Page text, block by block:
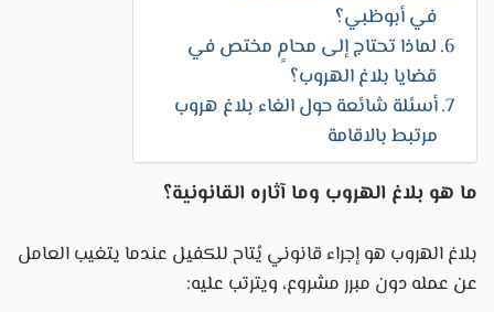
في أبوظبي؟
لماذا تحتاج إلى محامٍ مختص في
قضايا بلاغ الهروب؟
أسئلة شائعة حول الغاء بلاغ هروب
مرتبط بالاقامة
ما هو بلاغ الهروب وما آثاره القانونية؟
بلاغ الهروب هو إجراء قانوني يُتاح للكفيل عندما يتغيب العامل
عن عمله دون مبرر مشروع، ويترتب عليه: